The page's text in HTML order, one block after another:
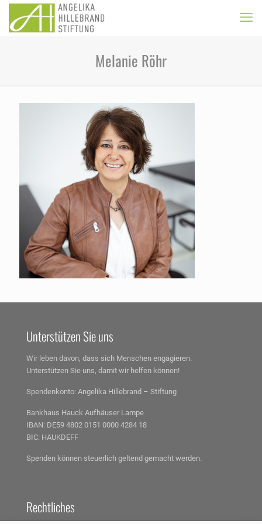
Melanie Röhr
Unterstützen Sie uns
Wir leben davon, dass sich Menschen engagieren.
Unterstützen Sie uns, damit wir helfen können!
Spendenkonto: Angelika Hillebrand – Stiftung
Bankhaus Hauck Aufhäuser Lampe
IBAN: DE59 4802 0151 0000 4284 18
BIC: HAUKDEFF
Spenden können steuerlich geltend gemacht werden.
Rechtliches